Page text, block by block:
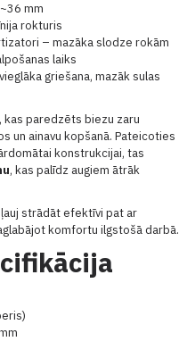
mm
rokturis
– mazāka slodze rokām
laiks
griešana, mazāk sulas
kas paredzēts biezu zaru
un ainavu kopšanā. Pateicoties
konstrukcijai, tas
, kas palīdz augiem ātrāk
strādāt efektīvi pat ar
komfortu ilgstošā darbā.